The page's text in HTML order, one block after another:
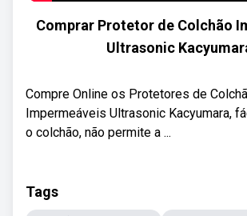
Comprar Protetor de Colchão
Ultrasonic
Compre Online os Protetores de
Impermeáveis Ultrasonic Kacyumara,
o colchão, não permite a ...
Tags